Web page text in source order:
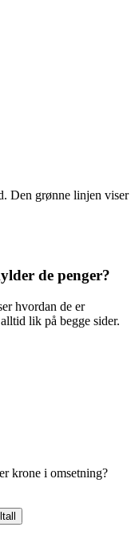
Den grønne linjen viser
de penger?
hvordan de er
lik på begge sider.
krone i omsetning?